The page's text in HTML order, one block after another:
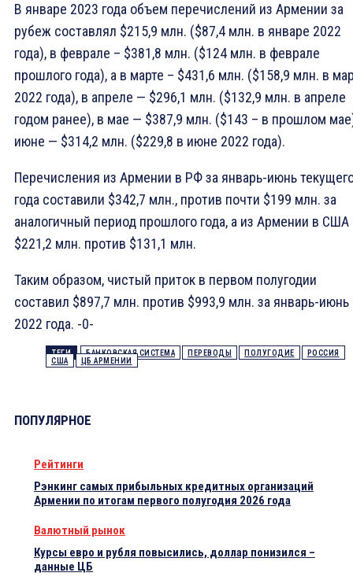
В январе 2023 года объем перечислений из Армении за
рубеж составлял $215,9 млн. ($87,4 млн. в январе 2022
года), в феврале – $381,8 млн. ($124 млн. в феврале
прошлого года), а в марте – $431,6 млн. ($158,9 млн. в
2022 года), в апреле — $296,1 млн. ($132,9 млн. в апреле
годом ранее), в мае — $387,9 млн. ($143 – в прошлом
июне — $314,2 млн. ($229,8 в июне 2022 года).
Перечисления из Армении в РФ за январь-июнь
года составили $342,7 млн., против почти $199 млн. за
аналогичный период прошлого года, а из Армении в США
$221,2 млн. против $131,1 млн.
Таким образом, чистый приток в первом полугодии
составил $897,7 млн. против $993,9 млн. за январь-июнь
2022 года. -0-
ТЕГИ БАНКОВСКАЯ СИСТЕМА ПЕРЕВОДЫ ПОЛУГОДИЕ
РОССИЯ
США
ЦБ АРМЕНИИ
ПОПУЛЯРНОЕ
Рейтинги
Рэнкинг самых прибыльных кредитных организаций
Армении по итогам первого полугодия 2026 года
Валютный рынок
Курсы евро и рубля повысились, доллар понизился –
данные ЦБ